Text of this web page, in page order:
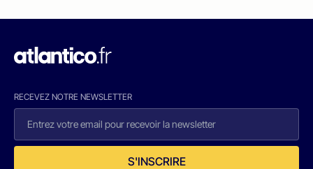
RECEVEZ NOTRE NEWSLETTER
S'INSCRIRE